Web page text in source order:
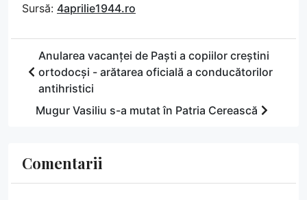
Sursă: 4aprilie1944.ro
Anularea vacanței de Paști a copiilor creștini
ortodocși - arătarea oficială a conducătorilor
antihristici
Mugur Vasiliu s-a mutat în Patria Cerească
Comentarii